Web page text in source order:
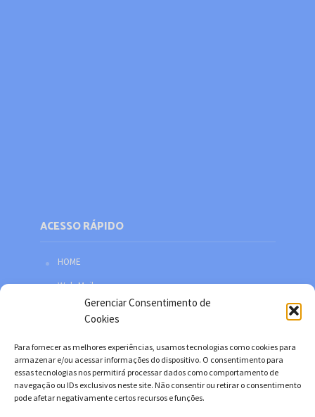
Gerenciar Consentimento de
Cookies
Para fornecer as melhores experiências, usamos tecnologias como cookies para
armazenar e/ou acessar informações do dispositivo. O consentimento para
essas tecnologias nos permitirá processar dados como comportamento de
navegação ou IDs exclusivos neste site. Não consentir ou retirar o consentimento
pode afetar negativamente certos recursos e funções.
ACESSO RÁPIDO
HOME
Web Mail
Política de privacidade
Facebook
Twitter
YouTube